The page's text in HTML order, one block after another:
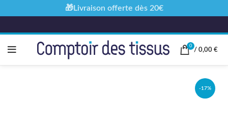
0
/ 0,00 €
-17%
🎁Livraison offerte dès 20€